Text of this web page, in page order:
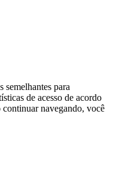
semelhantes para
de acesso de acordo
continuar navegando, você